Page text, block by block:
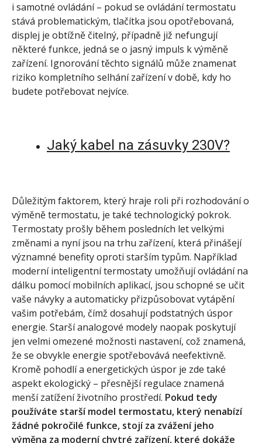
i samotné ovládání – pokud se ovládání termostatu
stává problematickým, tlačítka jsou opotřebovaná,
displej je obtížně čitelný, případně již nefungují
některé funkce, jedná se o jasný impuls k výměně
zařízení. Ignorování těchto signálů může znamenat
riziko kompletního selhání zařízení v době, kdy ho
budete potřebovat nejvíce.
Jaký kabel na zásuvky 230V?
Důležitým faktorem, který hraje roli při rozhodování o
výměně termostatu, je také technologický pokrok.
Termostaty prošly během posledních let velkými
změnami a nyní jsou na trhu zařízení, která přinášejí
významné benefity oproti starším typům. Například
moderní inteligentní termostaty umožňují ovládání na
dálku pomocí mobilních aplikací, jsou schopné se učit
vaše návyky a automaticky přizpůsobovat vytápění
vašim potřebám, čímž dosahují podstatných úspor
energie. Starší analogové modely naopak poskytují
jen velmi omezené možnosti nastavení, což znamená,
že se obvykle energie spotřebovává neefektivně.
Kromě pohodlí a energetických úspor je zde také
aspekt ekologický – přesnější regulace znamená
menší zatížení životního prostředí. Pokud tedy
používáte starší model termostatu, který nenabízí
žádné pokročilé funkce, stojí za zvážení jeho
výměna za moderní chytré zařízení, které dokáže